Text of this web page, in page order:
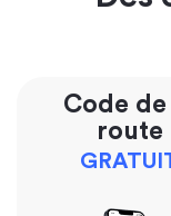
Code de
route